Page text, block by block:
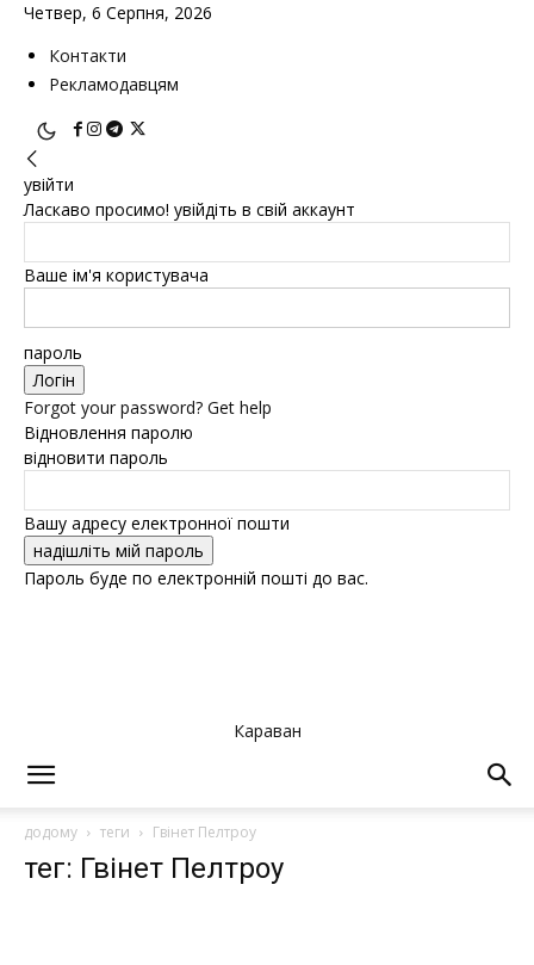
Четвер, 6 Серпня, 2026
Контакти
Рекламодавцям
увійти
Ласкаво просимо! увійдіть в свій аккаунт
Ваше ім'я користувача
пароль
Forgot your password? Get help
Відновлення паролю
відновити пароль
Вашу адресу електронної пошти
Пароль буде по електронній пошті до вас.
Караван
додому теги Гвінет Пелтроу
тег: Гвінет Пелтроу